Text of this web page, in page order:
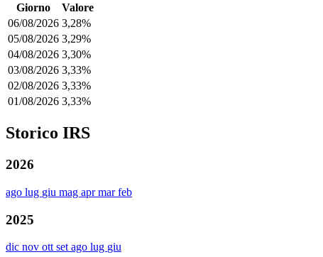
Giorno
Valore
06/08/2026 3,28%
05/08/2026 3,29%
04/08/2026 3,30%
03/08/2026 3,33%
02/08/2026 3,33%
01/08/2026 3,33%
Storico IRS
2026
ago lug giu mag aprmarfeb
2025
dic nov ottsetago lug giu